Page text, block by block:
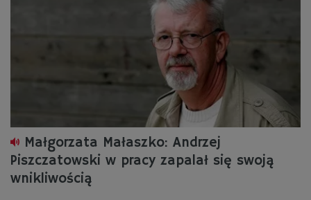
Małgorzata Małaszko: Andrzej
Piszczatowski w pracy zapalał się swoją
wnikliwością